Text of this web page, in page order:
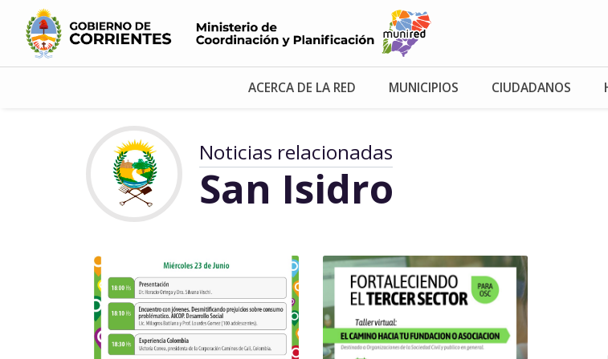
ACERCA DE LA RED MUNICIPIOS CIUDADANOS
Noticias relacionadas
San Isidro